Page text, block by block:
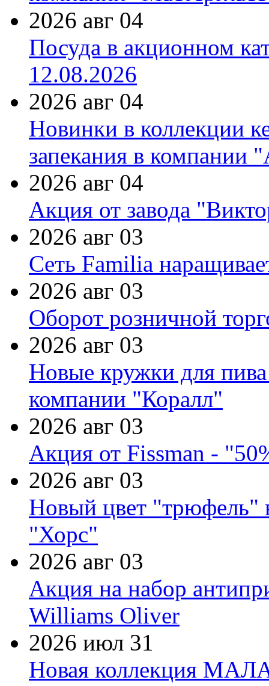
2026 авг 04
Посуда в акционном
12.08.2026
2026 авг 04
Новинки в коллекции
запекания в компании
2026 авг 04
Акция от завода
2026 авг 03
Сеть Familia
2026 авг 03
Оборот розничной
2026 авг 03
Новые кружки для
компании "Коралл"
2026 авг 03
Акция от Fissman -
2026 авг 03
Новый цвет "трюфель"
"Хорс"
2026 авг 03
Акция на набор
Williams Oliver
2026 июл 31
Новая коллекция